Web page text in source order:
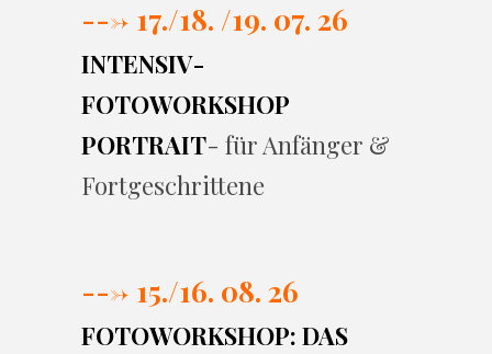
---> 17./18. /19. 07. 26
INTENSIV-
FOTOWORKSHOP
PORTRAIT- für Anfänger &
Fortgeschrittene
---> 15./16. 08. 26
FOTOWORKSHOP: DAS